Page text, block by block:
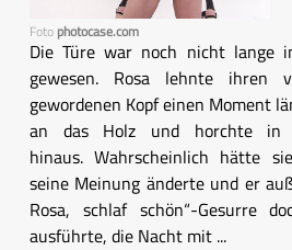
Foto photocase.com
Die Türe war noch nicht lange
gewesen. Rosa lehnte ihren
gewordenen Kopf einen Moment
an das Holz und horchte in
hinaus. Wahrscheinlich hätte
seine Meinung änderte und er
Rosa, schlaf schön“-Gesurre
ausführte, die Nacht mit ...